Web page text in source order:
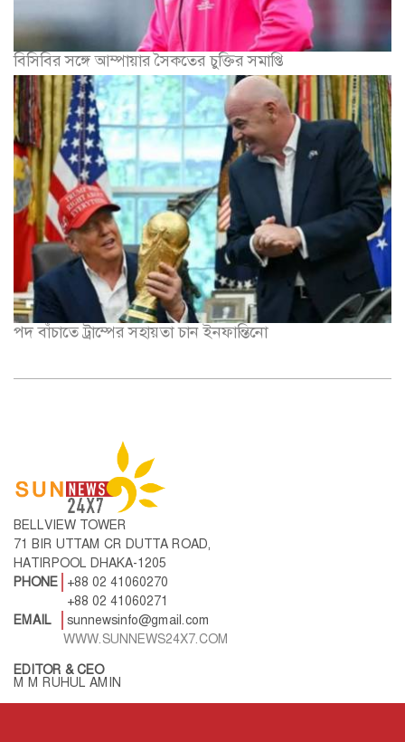
বিসিবির সঙ্গে আম্পায়ার সৈকতের চুক্তির সমাপ্তি
পদ বাঁচাতে ট্রাম্পের সহায়তা চান ইনফান্তিনো
BELLVIEW TOWER
71 BIR UTTAM CR DUTTA ROAD,
HATIRPOOL DHAKA-1205
PHONE
+88 02 41060270
+88 02 41060271
EMAIL
sunnewsinfo@gmail.com
WWW.SUNNEWS24X7.COM
EDITOR & CEO
M M RUHUL AMIN